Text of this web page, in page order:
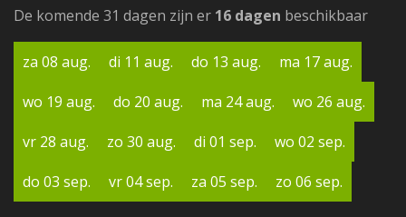
De komende 31 dagen zijn er 16 dagen beschikbaar
za 08 aug. di 11 aug. do 13 aug.
ma 17 aug.
wo 19 aug.
do 20 aug. ma 24 aug.
wo 26 aug.
vr 28 aug.
zo 30 aug. di 01 sep.
wo 02 sep.
do 03 sep.
vr 04 sep. za 05 sep. zo 06 sep.